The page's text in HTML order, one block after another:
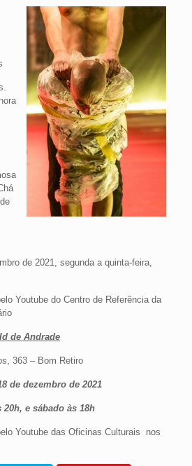
de 2021, segunda a quinta-feira,
Youtube do Centro de Referência da
de Andrade
363 – Bom Retiro
de dezembro de 2021
20h, e sábado às 18h
Youtube das Oficinas Culturais nos